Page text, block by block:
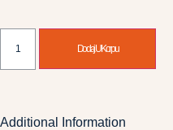
Dodaj U Korpu
Additional Information